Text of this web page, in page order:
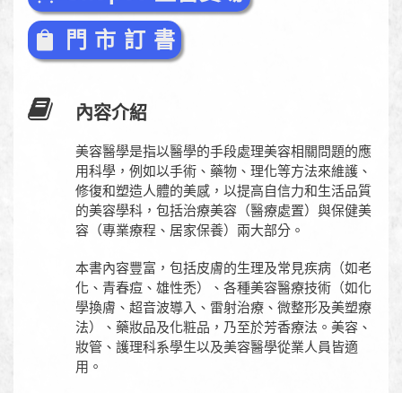
門 市 訂 書
內容介紹
美容醫學是指以醫學的手段處理美容相關問題的應
用科學，例如以手術、藥物、理化等方法來維護、
修復和塑造人體的美感，以提高自信力和生活品質
的美容學科，包括治療美容（醫療處置）與保健美
容（專業療程、居家保養）兩大部分。
本書內容豐富，包括皮膚的生理及常見疾病（如老
化、青春痘、雄性禿）、各種美容醫療技術（如化
學換膚、超音波導入、雷射治療、微整形及美塑療
法）、藥妝品及化粧品，乃至於芳香療法。美容、
妝管、護理科系學生以及美容醫學從業人員皆適
用。